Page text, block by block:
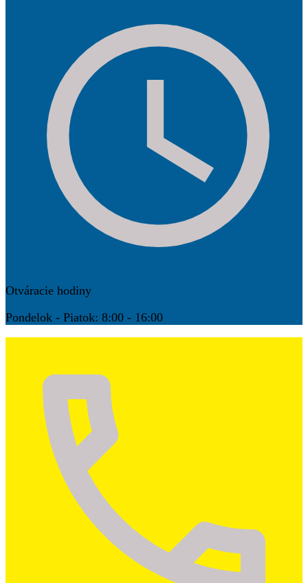
Otváracie hodiny
Pondelok - Piatok: 8:00 - 16:00